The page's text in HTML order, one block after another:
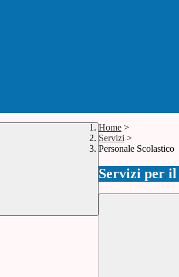
Home >
Servizi >
Personale Scolastico
Servizi per il